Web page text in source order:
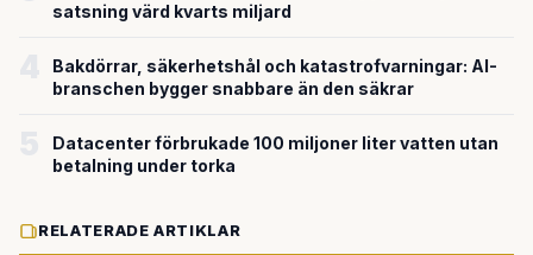
satsning värd kvarts miljard
Bakdörrar, säkerhetshål och katastrofvarningar: AI-
branschen bygger snabbare än den säkrar
Datacenter förbrukade 100 miljoner liter vatten utan
betalning under torka
RELATERADE ARTIKLAR